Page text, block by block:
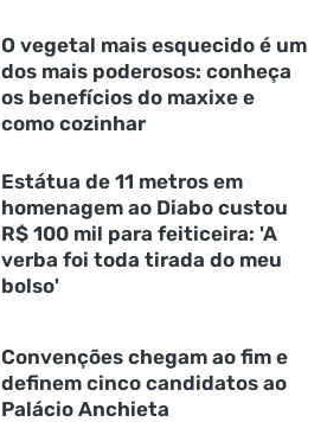
O vegetal mais esquecido é um
dos mais poderosos: conheça
os benefícios do maxixe e
como cozinhar
Estátua de 11 metros em
homenagem ao Diabo custou
R$ 100 mil para feiticeira: 'A
verba foi toda tirada do meu
bolso'
Convenções chegam ao fim e
definem cinco candidatos ao
Palácio Anchieta